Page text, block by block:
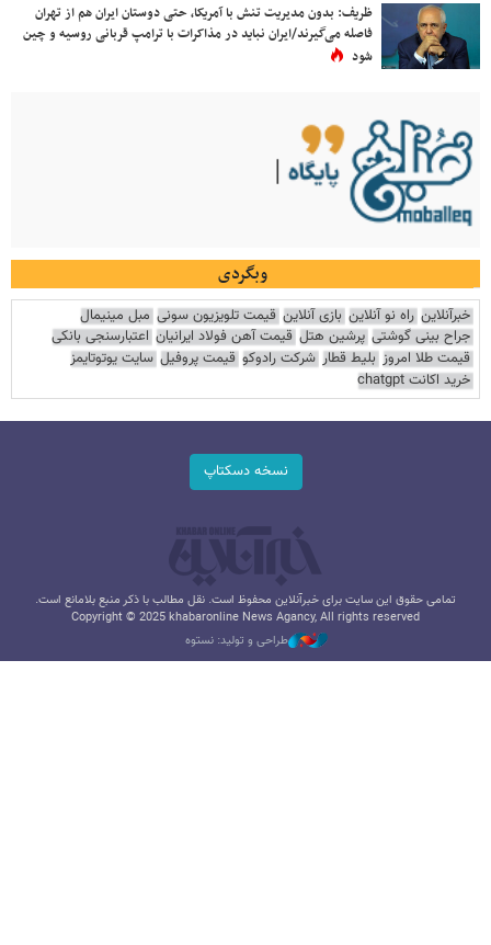
ظریف: بدون مدیریت تنش با آمریکا، حتی دوستان ایران هم از تهران
فاصله می‌گیرند/ایران نباید در مذاکرات با ترامپ قربانی روسیه و چین
شود
وبگردی
خبرآنلاین راه نو آنلاین بازی آنلاین قیمت تلویزیون سونی مبل مینیمال
جراح بینی گوشتی پرشین هتل قیمت آهن فولاد ایرانیان اعتبارسنجی بانکی
قیمت طلا امروز بلیط قطار شرکت رادوکو قیمت پروفیل سایت یوتوتایمز
خرید اکانت chatgpt
نسخه دسکتاپ
تمامی حقوق این سایت برای خبرآنلاین محفوظ است. نقل مطالب با ذکر منبع بلامانع است.
Copyright © 2025 khabaronline News Agancy, All rights reserved
طراحی و تولید: نستوه